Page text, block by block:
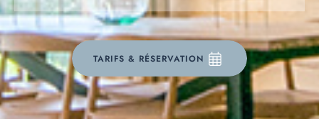
TARIFS & RÉSERVATION